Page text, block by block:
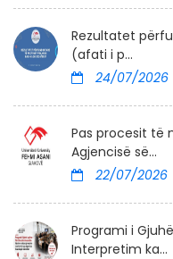
Rezultatet
(afati i p...
24/07/2026
Pas procesit të
Agjencisë së...
22/07/2026
Programi i
Interpretim ka...